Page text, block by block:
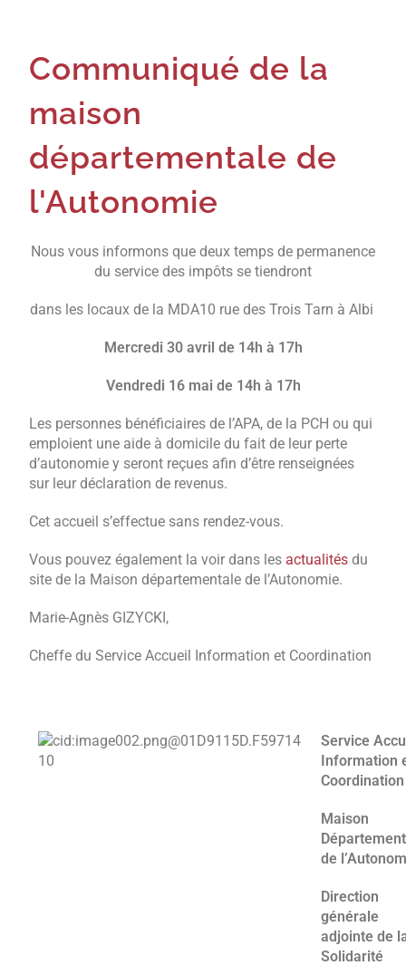
Communiqué de la
maison
départementale de
l'Autonomie
Nous vous informons que deux temps de permanence
du service des impôts se tiendront
dans les locaux de la MDA10 rue des Trois Tarn à Albi
Mercredi 30 avril de 14h à 17h
Vendredi 16 mai de 14h à 17h
Les personnes bénéficiaires de l’APA, de la PCH ou qui
emploient une aide à domicile du fait de leur perte
d’autonomie y seront reçues afin d’être renseignées
sur leur déclaration de revenus.
Cet accueil s’effectue sans rendez-vous.
Vous pouvez également la voir dans les actualités du
site de la Maison départementale de l’Autonomie.
Marie-Agnès GIZYCKI,
Cheffe du Service Accueil Information et Coordination
Service
Information
Coordination
Maison
de
Direction
générale
adjointe de
Solidarité